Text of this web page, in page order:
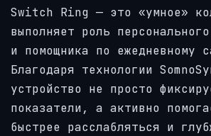
Switch Ring — это «умное»
выполняет роль
и помощника по ежедневному
Благодаря технологии
устройство не просто
показатели, а активно
быстрее расслабляться и